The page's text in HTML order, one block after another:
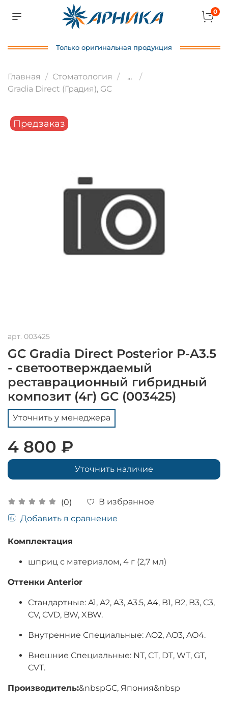
0
Только оригинальная продукция
Главная Стоматология
...
Gradia Direct (Градия), GC
Предзаказ
арт. 003425
GC Gradia Direct Posterior P-A3.5
- светоотверждаемый
реставрационный гибридный
композит (4г) GC (003425)
(0)
В избранное
Добавить в сравнение
Уточнить у менеджера
4 800 ₽
Уточнить наличие
Комплектация
шприц с материалом, 4 г (2,7 мл)
Оттенки Anterior
Стандартные: A1, A2, A3, A3.5, A4, B1, B2, B3, C3,
CV, CVD, BW, XBW.
Внутренние Специальные: AO2, AO3, AO4.
Внешние Специальные: NT, CT, DT, WT, GT,
CVT.
Производитель:&nbspGC, Япония&nbsp